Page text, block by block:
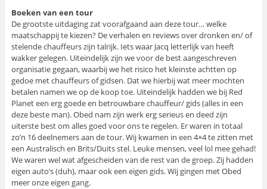
Boeken van een tour
De grootste uitdaging zat voorafgaand aan deze tour… welke
maatschappij te kiezen? De verhalen en reviews over dronken en/ of
stelende chauffeurs zijn talrijk. Iets waar Jacq letterlijk van heeft
wakker gelegen. Uiteindelijk zijn we voor de best aangeschreven
organisatie gegaan, waarbij we het risico het kleinste achtten op
gedoe met chauffeurs of gidsen. Dat we hierbij wat meer mochten
betalen namen we op de koop toe. Uiteindelijk hadden we bij Red
Planet een erg goede en betrouwbare chauffeur/ gids (alles in een
deze beste man). Obed nam zijn werk erg serieus en deed zijn
uiterste best om alles goed voor ons te regelen. Er waren in totaal
zo’n 16 deelnemers aan de tour. Wij kwamen in een 4×4 te zitten met
een Australisch en Brits/Duits stel. Leuke mensen, veel lol mee gehad!
We waren wel wat afgescheiden van de rest van de groep. Zij hadden
eigen auto’s (duh), maar ook een eigen gids. Wij gingen met Obed
meer onze eigen gang.